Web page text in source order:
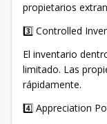
propietarios
3️⃣ Controlled
El inventario
limitado. Las
rápidamente.
4️⃣ Appreciation